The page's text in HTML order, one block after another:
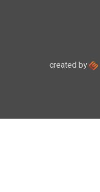
created by